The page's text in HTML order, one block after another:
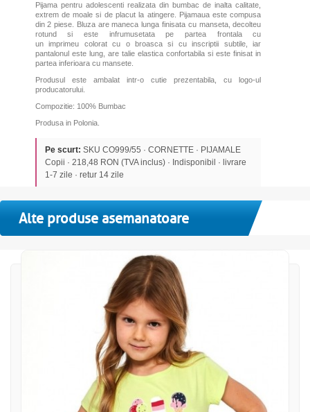
Pijama pentru adolescenti realizata din bumbac de inalta calitate,
extrem de moale si de placut la atingere. Pijamaua este compusa
din 2 piese. Bluza are maneca lunga finisata cu manseta, decolteu
rotund si este infrumusetata pe partea frontala cu
un imprimeu colorat cu o broasca si cu inscriptii subtile, iar
pantalonul este lung, are talie elastica confortabila si este finisat in
partea inferioara cu mansete.
Produsul este ambalat intr-o cutie prezentabila, cu logo-ul
producatorului.
Compozitie: 100% Bumbac
Produsa in Polonia.
Pe scurt: SKU CO999/55 · CORNETTE · PIJAMALE
Copii · 218,48 RON (TVA inclus) · Indisponibil · livrare
1-7 zile · retur 14 zile
Alte produse asemanatoare